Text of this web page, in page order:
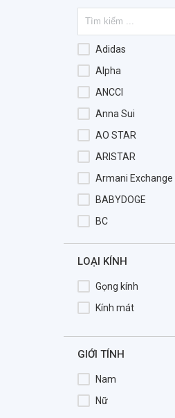
Adidas
Alpha
ANCCI
Anna Sui
AO STAR
ARISTAR
Armani Exchange
BABYDOGE
BC
BeBe
BENTLEY
Blake
BOLON
Burberry
LOẠI KÍNH
Gọng kính
Kính mát
GIỚI TÍNH
Nam
Nữ